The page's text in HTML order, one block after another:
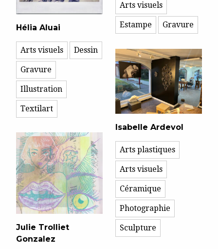
Arts visuels
Estampe Gravure
Hélia Aluai
Arts visuels Dessin
Gravure
Illustration
Textilart
Isabelle Ardevol
Arts plastiques
Arts visuels
Céramique
Photographie
Sculpture
Julie Trolliet
Gonzalez